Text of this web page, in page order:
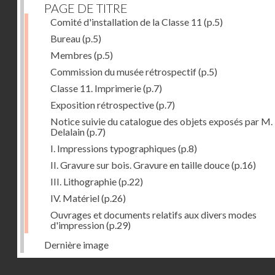
PAGE DE TITRE
Comité d'installation de la Classe 11 (p.5)
Bureau(p.5)
Membres (p.5)
Commission du musée rétrospectif(p.5)
Classe 11. Imprimerie(p.7)
Exposition rétrospective(p.7)
Notice suivie du catalogue des objets exposés par M.
Delalain(p.7)
I. Impressions typographiques (p.8)
II. Gravure sur bois. Gravure en taille douce(p.16)
III. Lithographie(p.22)
IV. Matériel(p.26)
Ouvrages et documents relatifs aux divers modes
d'impression(p.29)
Dernière image